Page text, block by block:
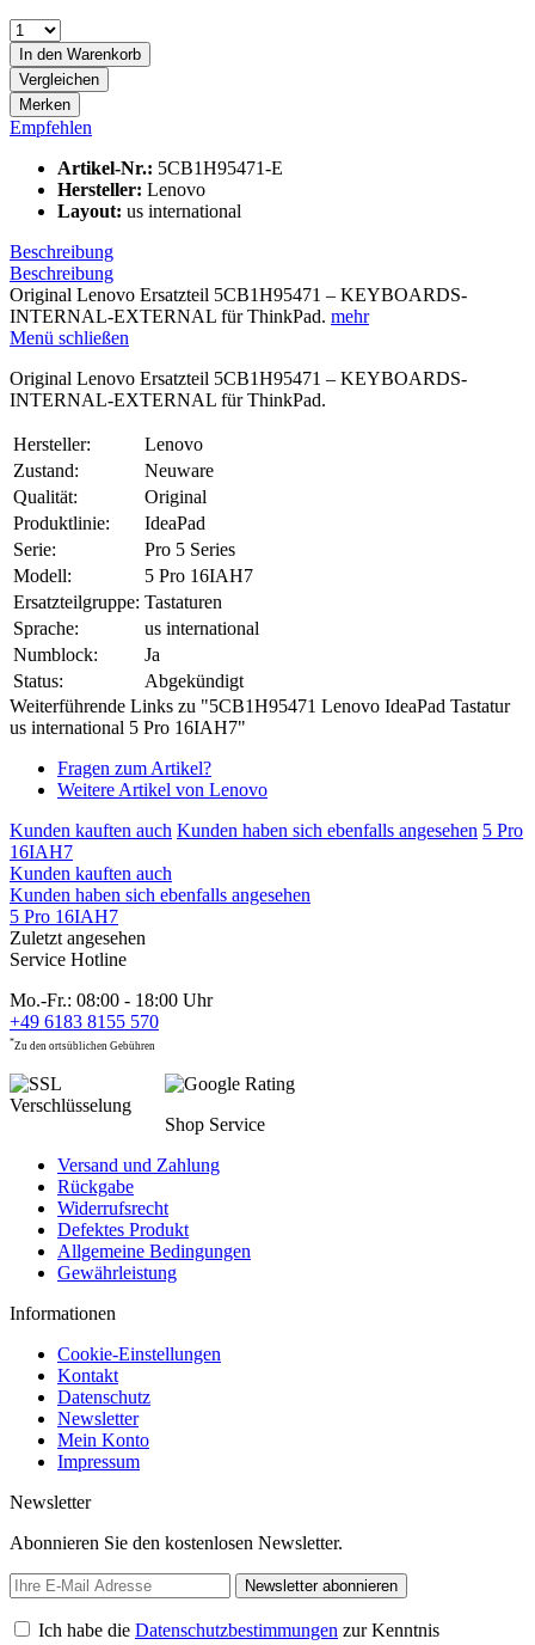
In den Warenkorb
Vergleichen
Merken
Empfehlen
Artikel-Nr.: 5CB1H95471-E
Hersteller: Lenovo
Layout: us international
Beschreibung
Beschreibung
Original Lenovo Ersatzteil 5CB1H95471 – KEYBOARDS-
INTERNAL-EXTERNAL für ThinkPad. mehr
Menü schließen
Original Lenovo Ersatzteil 5CB1H95471 – KEYBOARDS-
INTERNAL-EXTERNAL für ThinkPad.
Hersteller:
Lenovo
Zustand:
Neuware
Qualität:
Original
Produktlinie:
IdeaPad
Serie:
Pro 5 Series
Modell:
5 Pro 16IAH7
Ersatzteilgruppe: Tastaturen
Sprache:
us international
Numblock:
Ja
Status:
Abgekündigt
Weiterführende Links zu "5CB1H95471 Lenovo IdeaPad Tastatur
us international 5 Pro 16IAH7"
Fragen zum Artikel?
Weitere Artikel von Lenovo
Kunden kauften auch Kunden haben sich ebenfalls angesehen 5 Pro
16IAH7
Kunden kauften auch
Kunden haben sich ebenfalls angesehen
5 Pro 16IAH7
Zuletzt angesehen
Service Hotline
Mo.-Fr.: 08:00 - 18:00 Uhr
+49 6183 8155 570
*Zu den ortsüblichen Gebühren
Shop Service
Versand und Zahlung
Rückgabe
Widerrufsrecht
Defektes Produkt
Allgemeine Bedingungen
Gewährleistung
Informationen
Cookie-Einstellungen
Kontakt
Datenschutz
Newsletter
Mein Konto
Impressum
Newsletter
Abonnieren Sie den kostenlosen Newsletter.
Newsletter abonnieren
Ich habe die Datenschutzbestimmungen zur Kenntnis